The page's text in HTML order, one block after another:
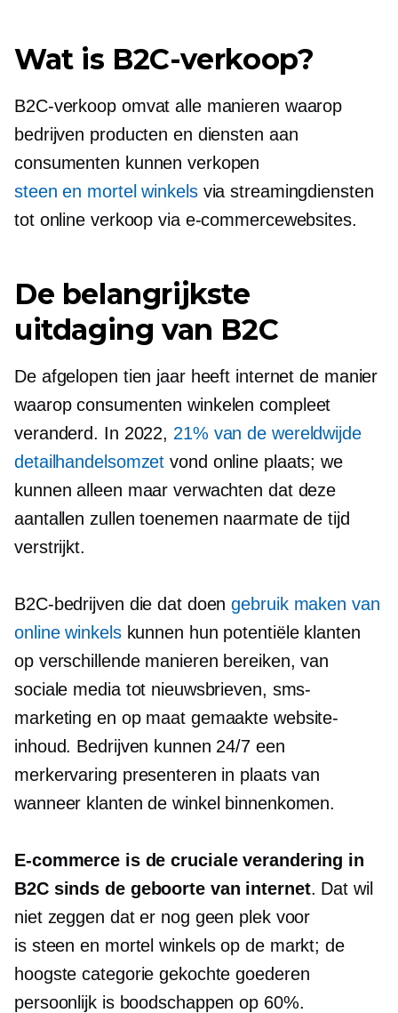
Wat is B2C-verkoop?
B2C-verkoop omvat alle manieren waarop
bedrijven producten en diensten aan
consumenten kunnen verkopen
steen en mortel winkelsvia streamingdiensten
tot online verkoop via e-commercewebsites.
De belangrijkste
uitdaging van B2C
De afgelopen tien jaar heeft internet de manier
waarop consumenten winkelen compleet
veranderd. In 2022, 21% van de wereldwijde
detailhandelsomzet vond online plaats; we
kunnen alleen maar verwachten dat deze
aantallen zullen toenemen naarmate de tijd
verstrijkt.
B2C-bedrijven die dat doengebruik maken van
online winkelskunnen hun potentiële klanten
op verschillende manieren bereiken, van
sociale media tot nieuwsbrieven, sms-
marketing en op maat gemaakte website-
inhoud. Bedrijven kunnen 24/7 een
merkervaring presenteren in plaats van
wanneer klanten de winkel binnenkomen.
E-commerce is de cruciale verandering in
B2C sinds de geboorte van internet. Dat wil
niet zeggen dat er nog geen plek voor
is steen en mortel winkels op de markt; de
hoogste categorie gekochte goederen
persoonlijkis boodschappen op 60%.